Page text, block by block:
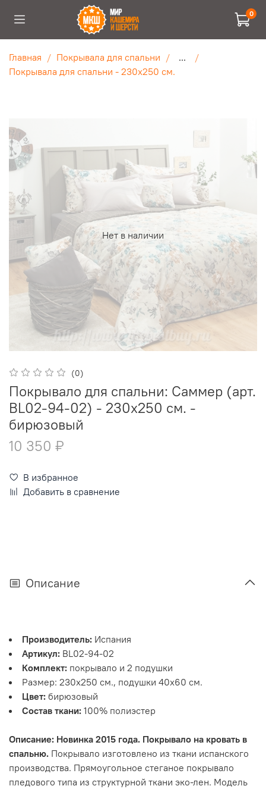
0
Главная Покрывала для спальни
...
Покрывала для спальни - 230х250 см.
Нет в наличии
(0)
Покрывало для спальни: Саммер (арт.
BL02-94-02) - 230х250 см. -
бирюзовый
10 350 ₽
В избранное
Добавить в сравнение
Описание
Производитель: Испания
Артикул: BL02-94-02
Комплект: покрывало и 2 подушки
Размер: 230х250 см., подушки 40х60 см.
Цвет: бирюзовый
Состав ткани: 100% полиэстер
Описание: Новинка 2015 года. Покрывало на кровать в
спальню. Покрывало изготовлено из ткани испанского
производства. Прямоугольное стеганое покрывало
пледового типа из структурной ткани эко-лен. Модель